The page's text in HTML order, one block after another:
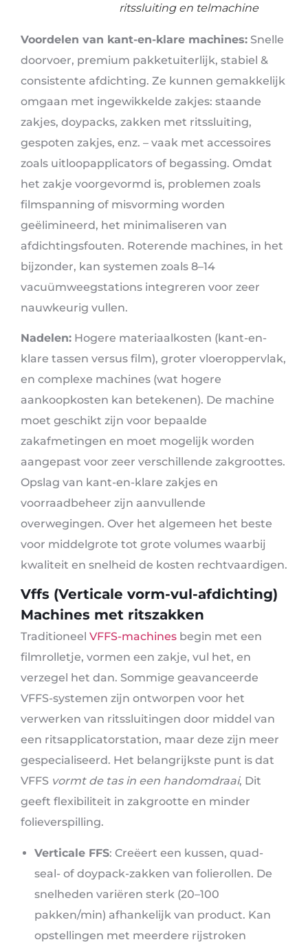
ritssluiting en telmachine
Voordelen van kant-en-klare machines: Snelle
doorvoer, premium pakketuiterlijk, stabiel &
consistente afdichting. Ze kunnen gemakkelijk
omgaan met ingewikkelde zakjes: staande
zakjes, doypacks, zakken met ritssluiting,
gespoten zakjes, enz. – vaak met accessoires
zoals uitloopapplicators of begassing. Omdat
het zakje voorgevormd is, problemen zoals
filmspanning of misvorming worden
geëlimineerd, het minimaliseren van
afdichtingsfouten. Roterende machines, in het
bijzonder, kan systemen zoals 8–14
vacuümweegstations integreren voor zeer
nauwkeurig vullen.
Nadelen: Hogere materiaalkosten (kant-en-
klare tassen versus film), groter vloeroppervlak,
en complexe machines (wat hogere
aankoopkosten kan betekenen). De machine
moet geschikt zijn voor bepaalde
zakafmetingen en moet mogelijk worden
aangepast voor zeer verschillende zakgroottes.
Opslag van kant-en-klare zakjes en
voorraadbeheer zijn aanvullende
overwegingen. Over het algemeen het beste
voor middelgrote tot grote volumes waarbij
kwaliteit en snelheid de kosten rechtvaardigen.
Vffs (Verticale vorm-vul-afdichting)
Machines met ritszakken
Traditioneel VFFS-machines begin met een
filmrolletje, vormen een zakje, vul het, en
verzegel het dan. Sommige geavanceerde
VFFS-systemen zijn ontworpen voor het
verwerken van ritssluitingen door middel van
een ritsapplicatorstation, maar deze zijn meer
gespecialiseerd. Het belangrijkste punt is dat
VFFS vormt de tas in een handomdraai, Dit
geeft flexibiliteit in zakgrootte en minder
folieverspilling.
Verticale FFS: Creëert een kussen, quad-
seal- of doypack-zakken van folierollen. De
snelheden variëren sterk (20–100
pakken/min) afhankelijk van product. Kan
opstellingen met meerdere rijstroken